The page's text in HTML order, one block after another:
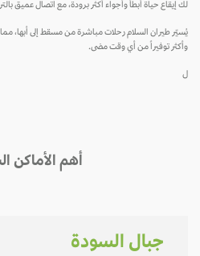
لك إيقاع حياة أبطأ وأجواء أكثر برودة، مع اتصال عميق
يُسيّر طيران السلام رحلات مباشرة من مسقط إلى أبها، مما
وأكثر توفيراً من أي وقت مضى.
أهم الأماكن
جبال السودة